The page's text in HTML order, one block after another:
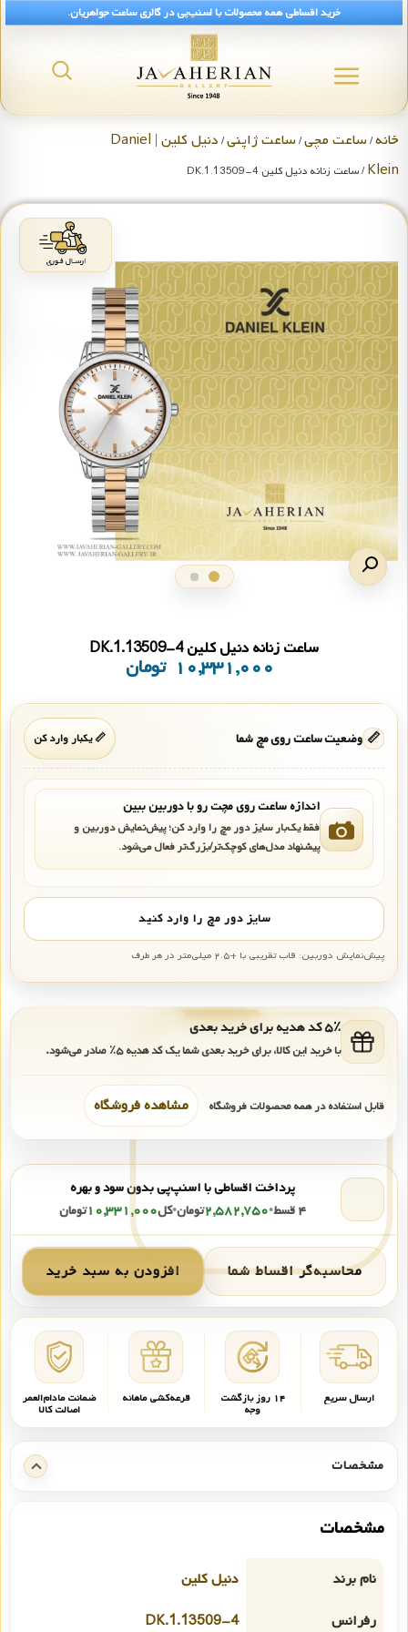
خرید اقساطی همه محصولات با اسنپ‌پی در گالری ساعت جواهریان.
خانه/ساعت مچی/ساعت ژاپنی/
دنیل کلین | Daniel
Klein/ ساعت زنانه دنیل کلین DK.1.13509-4
ساعت زنانه دنیل کلین DK.1.13509-4
۱۰,۳۳۱,۰۰۰ تومان
📏 وضعیت ساعت روی مچ شما 📏 یکبار وارد کن
اندازه ساعت روی مچت رو با دوربین ببین
فقط یک‌بار سایز دور مچ را وارد کن؛ پیش‌نمایش دوربین و
پیشنهاد مدل‌های کوچک‌تر/بزرگ‌تر فعال می‌شود.
سایز دور مچ را وارد کنید
پیش‌نمایش دوربین: قاب تقریبی با +۲.۵ میلی‌متر در هر طرف
۵٪ کد هدیه برای خرید بعدی
با خرید این کالا، برای خرید بعدی شما یک کد هدیه۵٪ صادر می‌شود.
قابل استفاده در همه محصولات فروشگاه مشاهده فروشگاه
پرداخت اقساطی با اسنپ‌پی بدون سود و بهره
۴ قسط
•۲,۵۸۲,۷۵۰تومان•کل۱۰,۳۳۱,۰۰۰تومان
محاسبه‌گر اقساط شما افزودن به سبد خرید
ارسال سریع ۱۴ روز بازگشت
وجه
قرعه‌کشی ماهانه ضمانت مادام‌العمر
اصالت کالا
مشخصات
مشخصات
نام برند
دنیل کلین
رفرانس
DK.1.13509-4